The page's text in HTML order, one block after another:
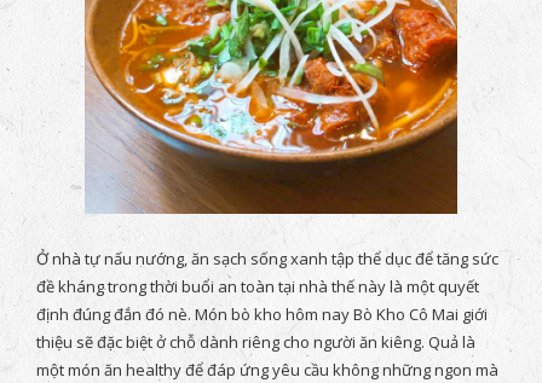
Ở nhà tự nấu nướng, ăn sạch sống xanh tập thể dục để tăng sức
đề kháng trong thời buổi an toàn tại nhà thế này là một quyết
định đúng đắn đó nè. Món bò kho hôm nay Bò Kho Cô Mai giới
thiệu sẽ đặc biệt ở chỗ dành riêng cho người ăn kiêng. Quả là
một món ăn healthy để đáp ứng yêu cầu không những ngon mà